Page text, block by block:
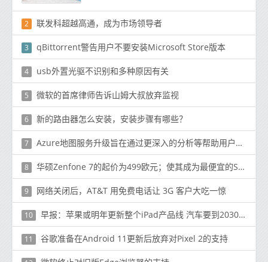
2 联发科超越高通，成为市场领导者
3 qBittorrent警告用户不要安装Microsoft Store版本
4 usb外置光驱不识别和多种原因有关
5 微软的首席律师告诉山姆大叔放弃监视
6 新的路由器怎么安装，安装步骤有哪些？
7 Azure地图服务升级旨在通过更深入的分析等帮助用户更好地解决其移动性挑战
8 华硕Zenfone 7的起价为499欧元；使其成为最便宜的SD865 +手机之一
9 网络关闭后，AT&T 用免费电话让 3G 客户大吃一惊
10 早报：苹果或明年更新整个iPad产品线 汽车要到2030年
11 谷歌准备在Android 11更新后放弃对Pixel 2的支持